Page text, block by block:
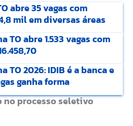
abre 35 vagas com
mil em diversas áreas
TO abre 1.533 vagas com
TO 2026: IDIB é a banca e
ganha forma
no processo seletivo